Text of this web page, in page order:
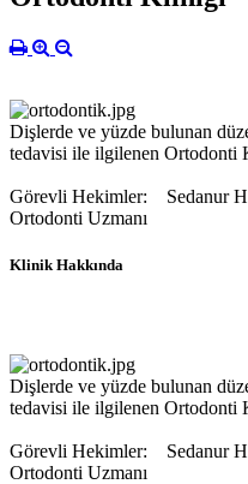
Dişlerde ve yüzde bulunan
tedavisi ile ilgilenen Ortodonti
Görevli Hekimler: Sedanur
Ortodonti Uzmanı
Klinik Hakkında
Dişlerde ve yüzde bulunan
tedavisi ile ilgilenen Ortodonti
Görevli Hekimler: Sedanur
Ortodonti Uzmanı